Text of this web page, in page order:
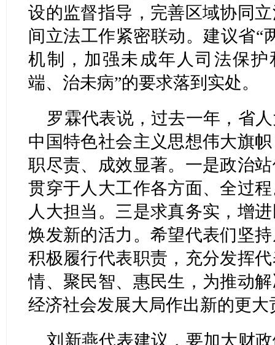
设的监督指导，完善区域协同
间立法工作紧密联动。建议省“
机制，加强未成年人司法保
端、治未病”的要求落到实处。
罗霖代表说，过去一年，省
中国特色社会主义思想伟大旗
职尽责、成效显著。一是政治
贯穿于人大工作各方面、全过
人大担当。三是求真务实，增
焕发新的活力。希望代表们坚
积极履行代表职责，充分发挥
情、聚民智、惠民生，为推动
经济社会发展大局作出新的更大
刘新燕代表建议，要加大财